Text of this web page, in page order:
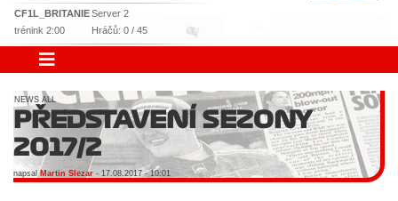
CF1L_BRITANIEServer 2
trénink 2:00
Hráčů: 0 / 45
NEWS ALL
PŘEDSTAVENÍ SEZONY
2017/2
napsalMartin Slezar - 17.08.2017 - 10:01